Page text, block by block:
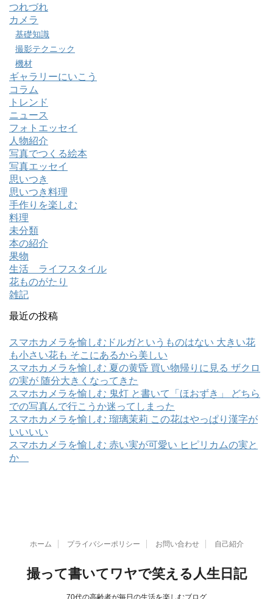
つれづれ
カメラ
基礎知識
撮影テクニック
機材
ギャラリーにいこう
コラム
トレンド
ニュース
フォトエッセイ
人物紹介
写真でつくる絵本
写真エッセイ
思いつき
思いつき料理
手作りを楽しむ
料理
未分類
本の紹介
果物
生活 ライフスタイル
花ものがたり
雑記
最近の投稿
スマホカメラを愉しむドルガというものはない 大きい花
も小さい花も そこにあるから美しい
スマホカメラを愉しむ 夏の黄昏 買い物帰りに見る ザクロ
の実が 随分大きくなってきた
スマホカメラを愉しむ 鬼灯 と書いて「ほおずき」 どちら
での写真んで行こうか迷ってしまった
スマホカメラを愉しむ 瑠璃茉莉 この花はやっぱり漢字が
いいいい
スマホカメラを愉しむ 赤い実が可愛い ヒピリカムの実と
か
ホーム プライバシーポリシー お問い合わせ 自己紹介
撮って書いてワヤで笑える人生日記
70代の高齢者が毎日の生活を楽しむブログ